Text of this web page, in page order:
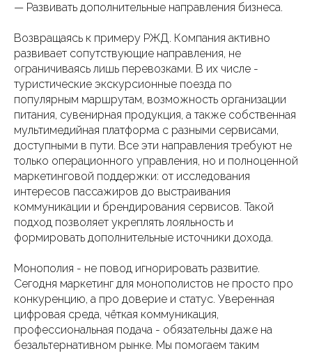
— Развивать дополнительные направления бизнеса.
Возвращаясь к примеру РЖД. Компания активно
развивает сопутствующие направления, не
ограничиваясь лишь перевозками. В их числе -
туристические экскурсионные поезда по
популярным маршрутам, возможность организации
питания, сувенирная продукция, а также собственная
мультимедийная платформа с разными сервисами,
доступными в пути. Все эти направления требуют не
только операционного управления, но и полноценной
маркетинговой поддержки: от исследования
интересов пассажиров до выстраивания
коммуникации и брендирования сервисов. Такой
подход позволяет укреплять лояльность и
формировать дополнительные источники дохода.
Монополия - не повод игнорировать развитие.
Сегодня маркетинг для монополистов не просто про
конкуренцию, а про доверие и статус. Уверенная
цифровая среда, чёткая коммуникация,
профессиональная подача - обязательны даже на
безальтернативном рынке. Мы помогаем таким